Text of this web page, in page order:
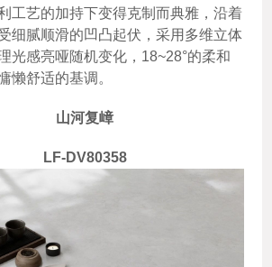
工艺的加持下变得克制而典雅，沿着
细腻顺滑的凹凸起伏，采用多维立体
光感亮哑随机变化，18~28°的柔和
懒舒适的基调。
山河复嶂
LF-DV80358